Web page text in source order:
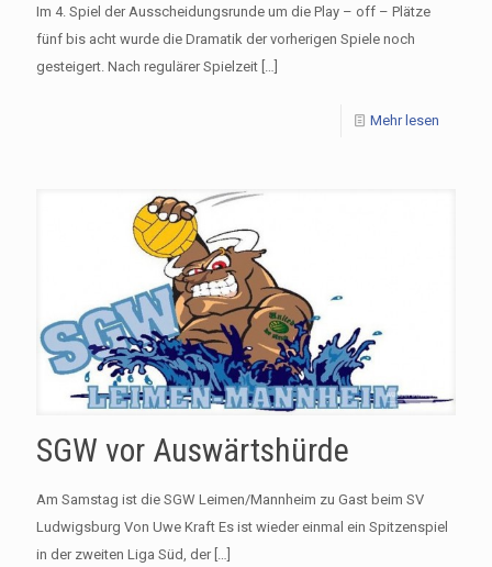
Im 4. Spiel der Ausscheidungsrunde um die Play – off – Plätze
fünf bis acht wurde die Dramatik der vorherigen Spiele noch
gesteigert. Nach regulärer Spielzeit
Mehr lesen
SGW vor Auswärtshürde
Am Samstag ist die SGW Leimen/Mannheim zu Gast beim SV
Ludwigsburg Von Uwe Kraft Es ist wieder einmal ein Spitzenspiel
in der zweiten Liga Süd, der[…]